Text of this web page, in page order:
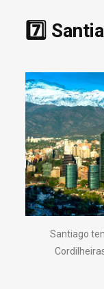
7️⃣
Santiago